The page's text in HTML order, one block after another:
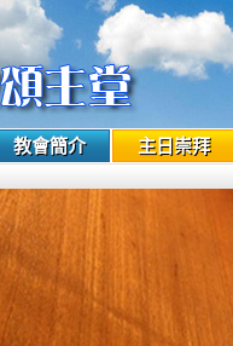
教會簡介 主日崇拜